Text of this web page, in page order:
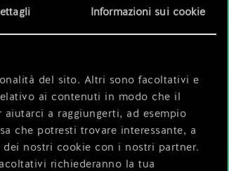
Informazioni sui cookie
del sito. Altri sono facoltativi e
ai contenuti in modo che il
a raggiungerti, ad esempio
che potresti trovare interessante, a
nostri cookie con i nostri partner.
richiederanno la tua